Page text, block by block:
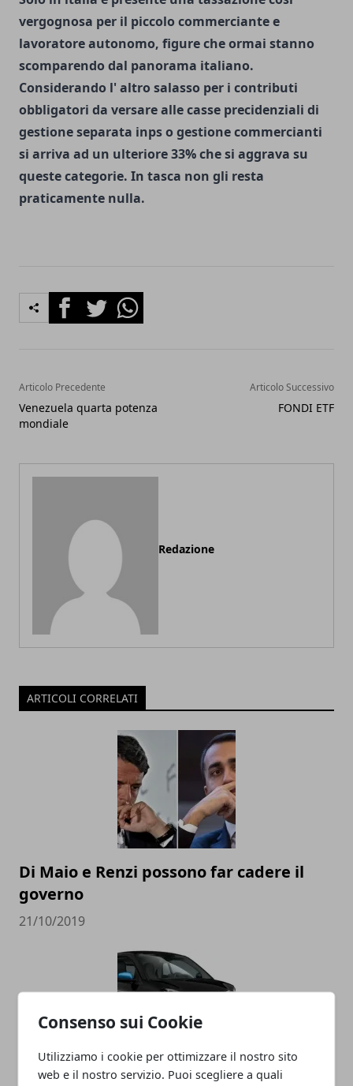
Consenso sui Cookie
Utilizziamo i cookie per ottimizzare il nostro sito
web e il nostro servizio. Puoi scegliere a quali
vergognosa per il piccolo commerciante e
lavoratore autonomo, figure che ormai stanno
scomparendo dal panorama italiano.
Considerando l' altro salasso per i contributi
obbligatori da versare alle casse precidenziali di
gestione separata inps o gestione commercianti
si arriva ad un ulteriore 33% che si aggrava su
queste categorie. In tasca non gli resta
praticamente nulla.
FacebookTwitterWhatsapp
Articolo Precedente
Venezuela quarta potenza
mondiale
Articolo Successivo
FONDI ETF
Redazione
ARTICOLI CORRELATI
Di Maio e Renzi possono far cadere il
governo
21/10/2019